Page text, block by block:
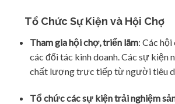
Tổ Chức Sự Kiện và Hội Chợ
Tham gia hội chợ, triển lãm: Các
các đối tác kinh doanh. Các sự kiện
chất lượng trực tiếp từ người tiêu
Tổ chức các sự kiện trải nghiệm